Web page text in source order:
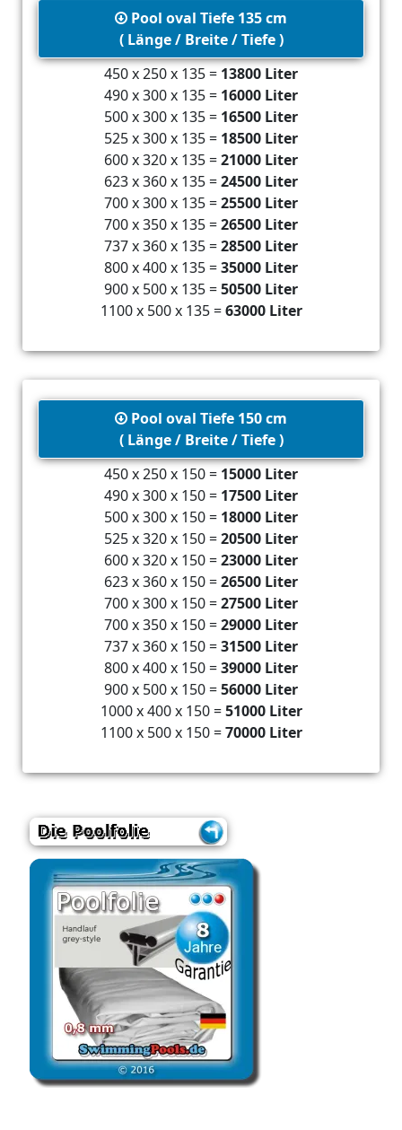
Pool oval Tiefe 135 cm
( Länge / Breite / Tiefe )
450 x 250 x 135 = 13800 Liter
490 x 300 x 135 = 16000 Liter
500 x 300 x 135 = 16500 Liter
525 x 300 x 135 = 18500 Liter
600 x 320 x 135 =21000 Liter
623 x 360 x 135 =24500 Liter
700 x 300 x 135 =25500 Liter
700 x 350 x 135 =26500 Liter
737 x 360 x 135 =28500 Liter
800 x 400 x 135 =35000 Liter
900 x 500 x 135 =50500 Liter
1100 x 500 x 135 =63000 Liter
Pool oval Tiefe 150 cm
( Länge / Breite / Tiefe )
450 x 250 x 150 = 15000 Liter
490 x 300 x 150 = 17500 Liter
500 x 300 x 150 = 18000 Liter
525 x 320 x 150 =20500 Liter
600 x 320 x 150 =23000 Liter
623 x 360 x 150 =26500 Liter
700 x 300 x 150 =27500 Liter
700 x 350 x 150 =29000 Liter
737 x 360 x 150 =31500 Liter
800 x 400 x 150 =39000 Liter
900 x 500 x 150 =56000 Liter
1000 x 400 x 150 =51000 Liter
1100 x 500 x 150 =70000 Liter